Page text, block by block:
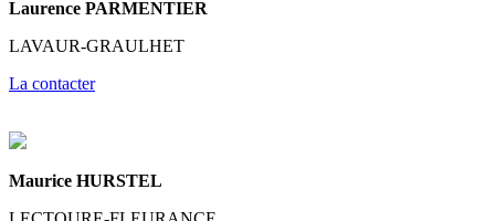
Laurence PARMENTIER
LAVAUR-GRAULHET
La contacter
Maurice HURSTEL